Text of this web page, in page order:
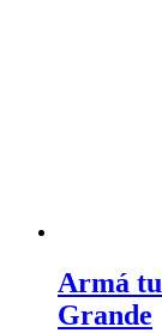
Armá
Grande